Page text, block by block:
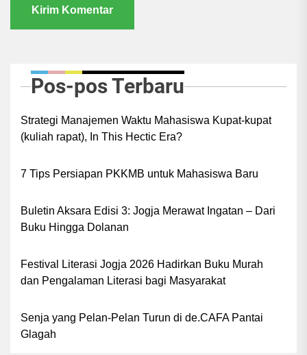
Pos-pos Terbaru
Strategi Manajemen Waktu Mahasiswa Kupat-kupat
(kuliah rapat), In This Hectic Era?
7 Tips Persiapan PKKMB untuk Mahasiswa Baru
Buletin Aksara Edisi 3: Jogja Merawat Ingatan – Dari
Buku Hingga Dolanan
Festival Literasi Jogja 2026 Hadirkan Buku Murah
dan Pengalaman Literasi bagi Masyarakat
Senja yang Pelan-Pelan Turun di de.CAFA Pantai
Glagah